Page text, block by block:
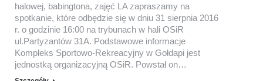
halowej, babingtona, zajęć LA zapraszamy na
spotkanie, które odbędzie się w dniu 31 sierpnia 2016
r. o godzinie 16:00 na trybunach w hali OSiR
ul.Partyzantów 31A. Podstawowe informacje
Kompleks Sportowo-Rekreacyjny w Gołdapi jest
jednostką organizacyjną OSiR. Powstał on…